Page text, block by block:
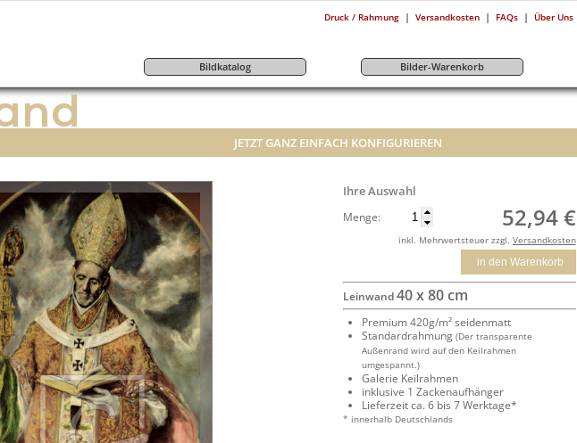
Druck / Rahmung | Versandkosten | FAQs | Über Uns
Bildkatalog Bilder-Warenkorb
JETZT GANZ EINFACH KONFIGURIEREN
Ihre Auswahl
Menge: 52,94 €
inkl. Mehrwertsteuer zzgl. Versandkosten
in den Warenkorb
Leinwand40 x 80 cm
Premium 420g/m² seidenmatt
Standardrahmung (Der transparente
Außenrand wird auf den Keilrahmen
umgespannt.)
Galerie Keilrahmen
inklusive 1 Zackenaufhänger
Lieferzeit ca. 6 bis 7 Werktage*
* innerhalb Deutschlands